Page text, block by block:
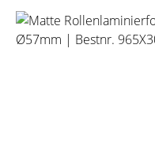
Bildergalerie